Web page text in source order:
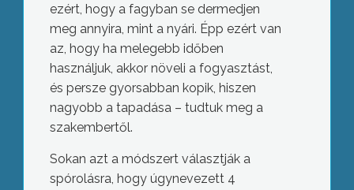
ezért, hogy a fagyban se dermedjen
meg annyira, mint a nyári. Épp ezért van
az, hogy ha melegebb időben
használjuk, akkor növeli a fogyasztást,
és persze gyorsabban kopik, hiszen
nagyobb a tapadása – tudtuk meg a
szakembertől.
Sokan azt a módszert választják a
spórolásra, hogy úgynevezett 4